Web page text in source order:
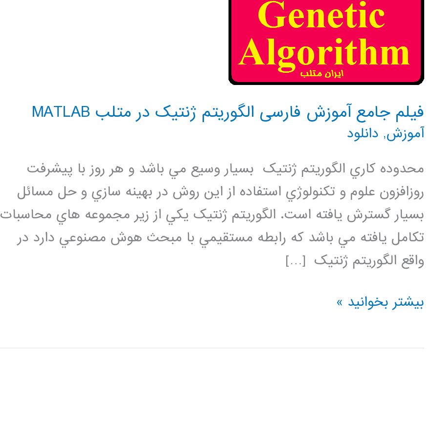
فیلم جامع آموزش فارسی الگوریتم ژنتیک در متلب MATLAB
آموزش, دانلود
محدوده کاري الگوريتم ژنتيک بسيار وسيع مي باشد و هر روز با پيشرفت
روزافزون علوم و تکنولوژي استفاده از اين روش در بهينه سازي و حل مسائل
بسيار گسترش يافته است. الگوريتم ژنتيک يکي از زير مجموعه هاي محاسبات
تکامل يافته مي باشد که رابطه مستقيمي با مبحث هوش مصنوعي دارد در
واقع الگوريتم ژنتيک […]
فیلم
آموزش
بیشتر بخوانید »